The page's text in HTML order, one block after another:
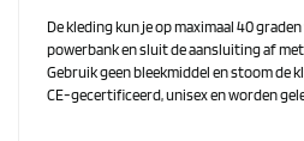
De kleding kun je op maximaal 40
powerbank en sluit de aansluiting af
Gebruik geen bleekmiddel en stoom de
CE-gecertificeerd, unisex en worden